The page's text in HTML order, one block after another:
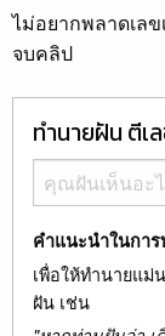
ไม่อยากพลาดเล
จบคลิป
ทำนายฝัน ตีเ
คำแนะนำในกา
เพื่อให้ทำนายแม่
ฝัน เช่น